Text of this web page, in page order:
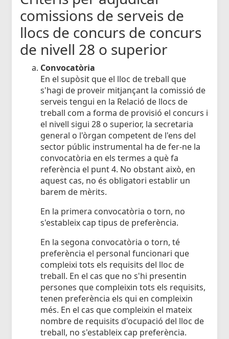
comissions de serveis de
llocs de concurs de concurs
de nivell 28 o superior
Convocatòria
En el supòsit que el lloc de treball que
s'hagi de proveir mitjançant la comissió de
serveis tengui en la Relació de llocs de
treball com a forma de provisió el concurs i
el nivell sigui 28 o superior, la secretaria
general o l'òrgan competent de l'ens del
sector públic instrumental ha de fer-ne la
convocatòria en els termes a què fa
referència el punt 4. No obstant això, en
aquest cas, no és obligatori establir un
barem de mèrits.
En la primera convocatòria o torn, no
s'estableix cap tipus de preferència.
En la segona convocatòria o torn, té
preferència el personal funcionari que
compleixi tots els requisits del lloc de
treball. En el cas que no s'hi presentin
persones que compleixin tots els requisits,
tenen preferència els qui en compleixin
més. En el cas que compleixin el mateix
nombre de requisits d'ocupació del lloc de
treball, no s'estableix cap preferència.